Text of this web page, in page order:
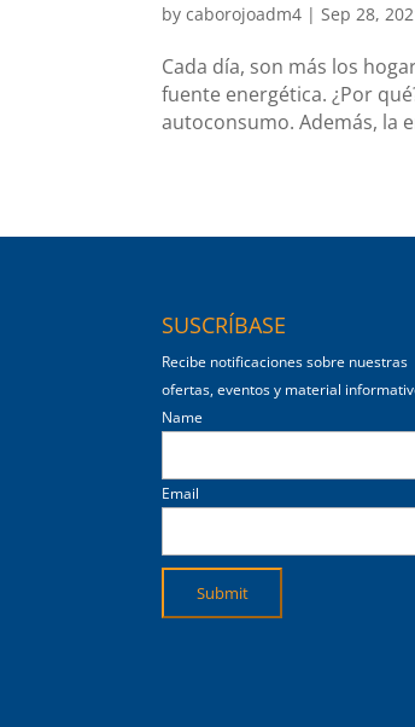
bycaborojoadm4 | Sep 28,
Cada día, son más los
fuente energética. ¿Por
autoconsumo. Además, la
SUSCRÍBASE
Recibe notificaciones sobre nuestras
ofertas, eventos y material
Name
Email